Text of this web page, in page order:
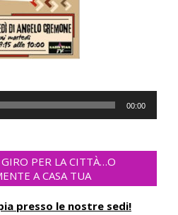
00:00
PER LA CITTÀ…O
A CASA TUA
presso le nostre sedi!